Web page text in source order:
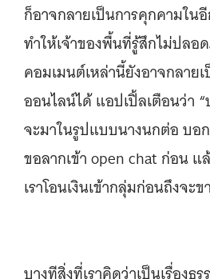
ก็อาจกลายเป็นการคุกคามใ
ทำให้เจ้าของพื้นที่รู้สึกไม่ปล
คอมเมนต์เหล่านี้ยังอาจกลาย
ออนไลน์ได้ แอปเปิ้ลเตือนว่า
จะมาในรูปแบบนางนกต่อ บอ
ขอลากเข้า open chat ก่อน
เราโอนเงินเข้ากลุ่มก่อนถึงจะข